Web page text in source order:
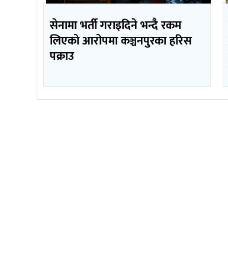
सेनामा भर्ती गराइदिने भन्दै रकम
लिएको आरोपमा कञ्चनपुरका हरिस
पक्राउ